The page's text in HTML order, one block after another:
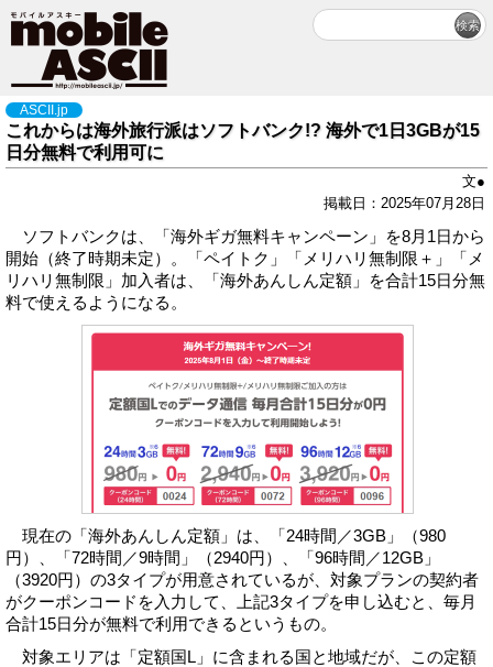
ASCII.jp
これからは海外旅行派はソフトバンク!? 海外で1日3GBが15
日分無料で利用可に
文●
掲載日：2025年07月28日
ソフトバンクは、「海外ギガ無料キャンペーン」を8月1日から
開始（終了時期未定）。「ペイトク」「メリハリ無制限＋」「メ
リハリ無制限」加入者は、「海外あんしん定額」を合計15日分無
料で使えるようになる。
現在の「海外あんしん定額」は、「24時間／3GB」（980
円）、「72時間／9時間」（2940円）、「96時間／12GB」
（3920円）の3タイプが用意されているが、対象プランの契約者
がクーポンコードを入力して、上記3タイプを申し込むと、毎月
合計15日分が無料で利用できるというもの。
対象エリアは「定額国L」に含まれる国と地域だが、この定額